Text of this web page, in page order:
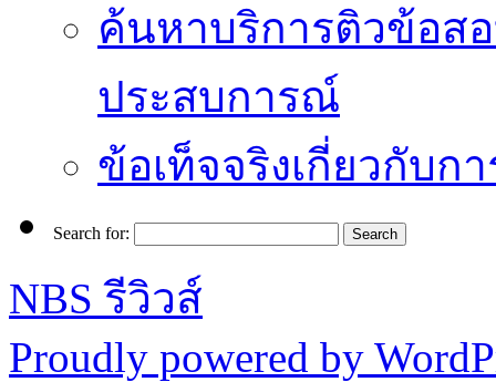
ค้นหาบริการติวข้อส
ประสบการณ์
ข้อเท็จจริงเกี่ยวกับก
Search for:
NBS รีวิวส์
Proudly powered by